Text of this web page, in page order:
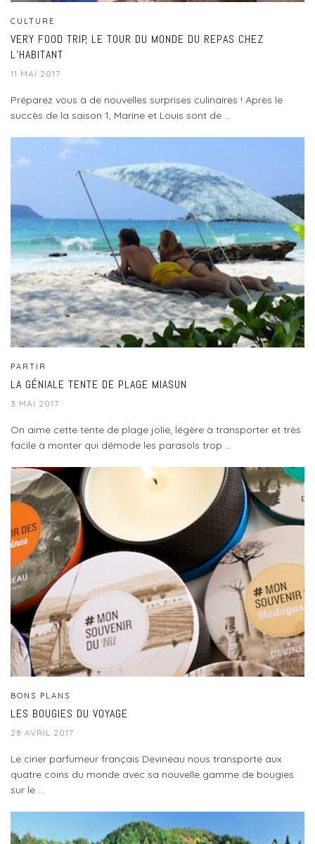
CULTURE
VERY FOOD TRIP, LE TOUR DU MONDE DU REPAS CHEZ
L’HABITANT
11 MAI 2017
Préparez vous à de nouvelles surprises culinaires ! Après le
succès de la saison 1, Marine et Louis sont de ...
PARTIR
LA GÉNIALE TENTE DE PLAGE MIASUN
3 MAI 2017
On aime cette tente de plage jolie, légère à transporter et très
facile à monter qui démode les parasols trop ...
BONS PLANS
LES BOUGIES DU VOYAGE
28 AVRIL 2017
Le cirier parfumeur français Devineau nous transporte aux
quatre coins du monde avec sa nouvelle gamme de bougies
sur le ...